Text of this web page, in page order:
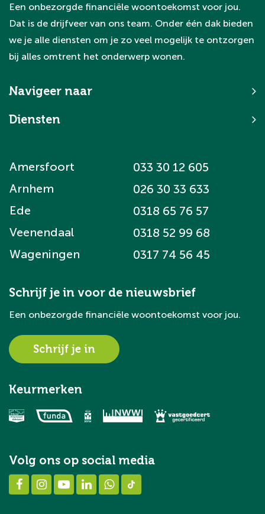
Een onbezorgde financiële woontoekomst voor jou.
Dat is de drijfveer van ons team. Onder één dak bieden
we je alle diensten om je zo veel mogelijk te ontzorgen
bij alles omtrent het onderwerp wonen.
Navigeer naar
Diensten
Amersfoort
033 30 12 605
Arnhem
026 30 33 633
Ede
0318 65 76 57
Veenendaal
0318 52 99 68
Wageningen
0317 74 56 45
Schrijf je in voor de nieuwsbrief
Een onbezorgde financiële woontoekomst voor jou.
Schrijf je in
Keurmerken
Volg ons op social media